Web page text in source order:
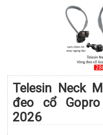
Telesin Neck
đeo cổ
2026